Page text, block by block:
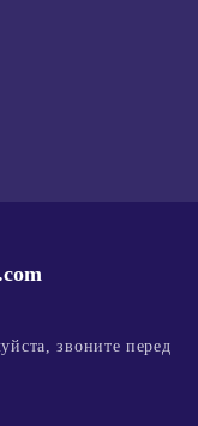
звоните перед